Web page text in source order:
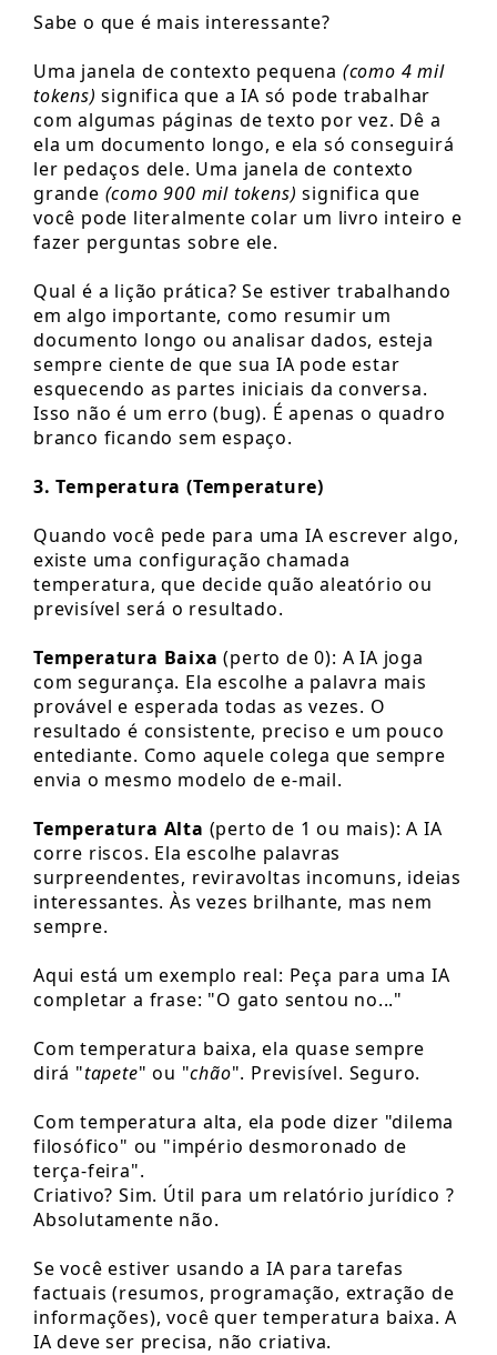
Sabe o que é mais interessante?
Uma janela de contexto pequena (como 4 mil
tokens) significa que a IA só pode trabalhar
com algumas páginas de texto por vez. Dê a
ela um documento longo, e ela só conseguirá
ler pedaços dele. Uma janela de contexto
grande (como 900 mil tokens) significa que
você pode literalmente colar um livro inteiro e
fazer perguntas sobre ele.
Qual é a lição prática? Se estiver trabalhando
em algo importante, como resumir um
documento longo ou analisar dados, esteja
sempre ciente de que sua IA pode estar
esquecendo as partes iniciais da conversa.
Isso não é um erro (bug). É apenas o quadro
branco ficando sem espaço.
3. Temperatura (Temperature)
Quando você pede para uma IA escrever algo,
existe uma configuração chamada
temperatura, que decide quão aleatório ou
previsível será o resultado.
Temperatura Baixa(perto de 0): A IA joga
com segurança. Ela escolhe a palavra mais
provável e esperada todas as vezes. O
resultado é consistente, preciso e um pouco
entediante. Como aquele colega que sempre
envia o mesmo modelo de e-mail.
Temperatura Alta (perto de 1 ou mais): A IA
corre riscos. Ela escolhe palavras
surpreendentes, reviravoltas incomuns, ideias
interessantes. Às vezes brilhante, mas nem
sempre.
Aqui está um exemplo real: Peça para uma IA
completar a frase: "O gato sentou no..."
Com temperatura baixa, ela quase sempre
dirá "tapete" ou "chão". Previsível. Seguro.
Com temperatura alta, ela pode dizer "dilema
filosófico" ou "império desmoronado de
terça-feira".
Criativo? Sim. Útil para um relatório jurídico ?
Absolutamente não.
Se você estiver usando a IA para tarefas
factuais (resumos, programação, extração de
informações), você quer temperatura baixa. A
IA deve ser precisa, não criativa.